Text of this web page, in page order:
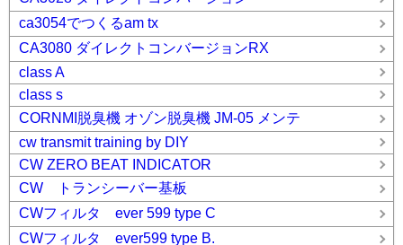
ca3054でつくるam tx
CA3080 ダイレクトコンバージョンRX
class A
class s
CORNMI脱臭機 オゾン脱臭機 JM-05 メンテ
cw transmit training by DIY
CW ZERO BEAT INDICATOR
CW トランシーバー基板
CWフィルタ ever 599 type C
CWフィルタ ever599 type B.